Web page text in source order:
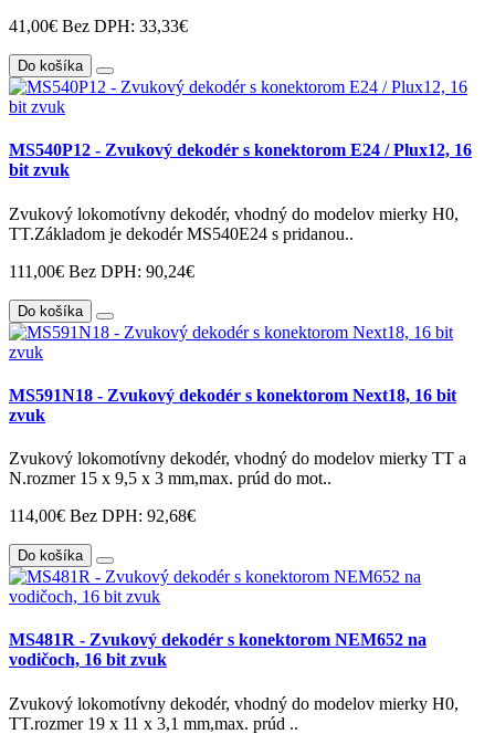
41,00€ Bez DPH: 33,33€
Do košíka
MS540P12 - Zvukový dekodér s konektorom E24 / Plux12, 16
bit zvuk
Zvukový lokomotívny dekodér, vhodný do modelov mierky H0,
TT.Základom je dekodér MS540E24 s pridanou..
111,00€ Bez DPH: 90,24€
Do košíka
MS591N18 - Zvukový dekodér s konektorom Next18, 16 bit
zvuk
Zvukový lokomotívny dekodér, vhodný do modelov mierky TT a
N.rozmer 15 x 9,5 x 3 mm,max. prúd do mot..
114,00€ Bez DPH: 92,68€
Do košíka
MS481R - Zvukový dekodér s konektorom NEM652 na
vodičoch, 16 bit zvuk
Zvukový lokomotívny dekodér, vhodný do modelov mierky H0,
TT.rozmer 19 x 11 x 3,1 mm,max. prúd ..